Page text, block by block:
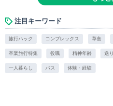
注目キーワード
旅行ハック コンプレックス 草食
卒業旅行特集 役職 精神年齢 送
一人暮らし バス 体験・経験